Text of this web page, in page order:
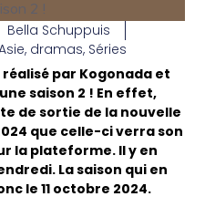
Bella Schuppuis
, dramas, Séries
par Kogonada et
saison 2 ! En effet,
de sortie de la nouvelle
que celle-ci verra son
la plateforme. Il y en
La saison qui en
le 11 octobre 2024.